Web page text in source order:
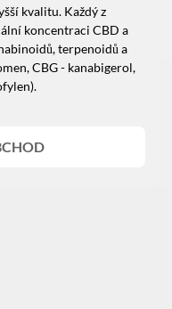
kvalitu. Každý z
koncentraci CBD a
terpenoidů a
CBG - kanabigerol,